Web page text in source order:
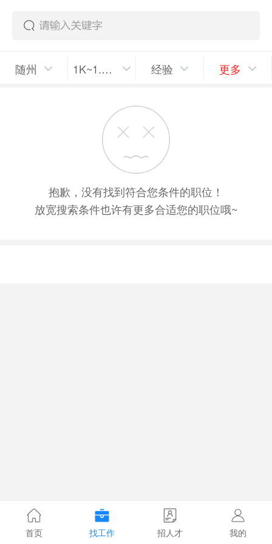
随州 1K~1.5K/月 经验 更多
抱歉，没有找到符合您条件的职位！
放宽搜索条件也许有更多合适您的职位哦~
首页 找工作 招人才 我的